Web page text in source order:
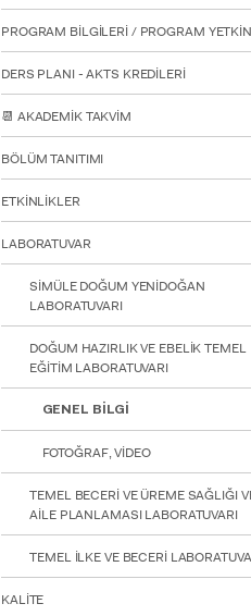
ayarlamak
için
Control-
F11'e
Erişilebilirlik
için
F10'a
basın.
PROGRAM BİLGİLERİ / PROGRAM
DERS PLANI - AKTS KREDİLERİ
📆 AKADEMİK TAKVİM
BÖLÜM TANITIMI
ETKİNLİKLER
LABORATUVAR
SİMÜLE DOĞUM YENİDOĞAN
LABORATUVARI
DOĞUM HAZIRLIK VE EBELİK TEMEL
EĞİTİM LABORATUVARI
GENEL BİLGİ
FOTOĞRAF, VİDEO
TEMEL BECERİ VE ÜREME SAĞLIĞI
AİLE PLANLAMASI LABORATUVARI
TEMEL İLKE VE BECERİ
KALİTE